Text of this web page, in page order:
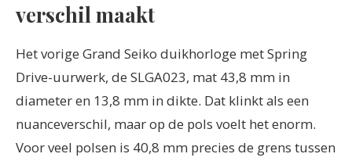
verschil maakt
Het vorige Grand Seiko duikhorloge met Spring
Drive-uurwerk, de SLGA023, mat 43,8 mm in
diameter en 13,8 mm in dikte. Dat klinkt als een
nuanceverschil, maar op de pols voelt het enorm.
Voor veel polsen is 40,8 mm precies de grens tussen